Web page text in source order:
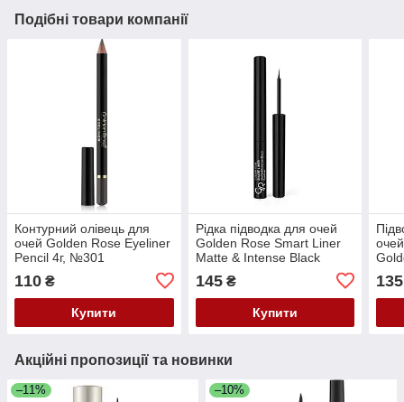
Подібні товари компанії
Контурний олівець для
очей Golden Rose Eyeliner
Pencil 4г, №301
110 ₴
Купити
Рідка підводка для очей
Golden Rose Smart Liner
Matte & Intense Black
145₴
Купити
135
Акційні пропозиції та новинки
–11% –10%